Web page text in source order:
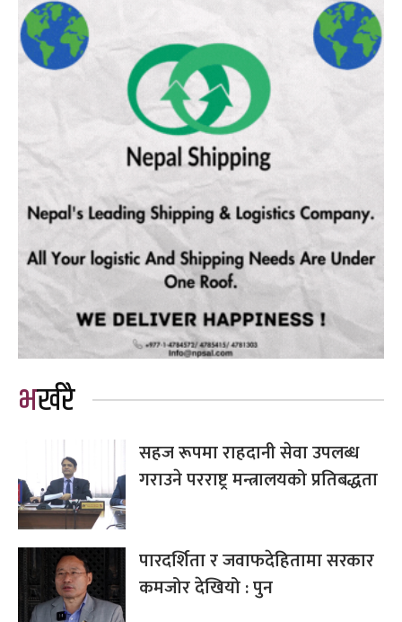
भर्खरै
सहज रूपमा राहदानी सेवा उपलब्ध
गराउने परराष्ट्र मन्त्रालयको प्रतिबद्धता
पारदर्शिता र जवाफदेहितामा सरकार
कमजोर देखियो : पुन